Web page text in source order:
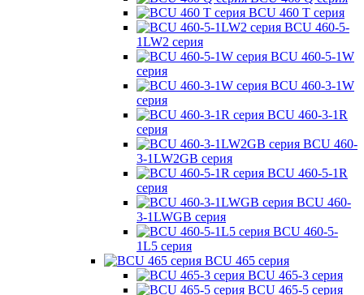
BCU 460 T серия
BCU 460-5-
1LW2 серия
BCU 460-5-1W
серия
BCU 460-3-1W
серия
BCU 460-3-1R
серия
BCU 460-
3-1LW2GB серия
BCU 460-5-1R
серия
BCU 460-
3-1LWGB серия
BCU 460-5-
1L5 серия
BCU 465 серия
BCU 465-3 серия
BCU 465-5 серия